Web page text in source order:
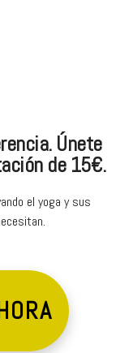
Únete
de 15€.
el yoga y sus